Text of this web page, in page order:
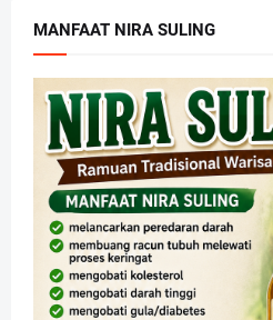
MANFAAT NIRA SULING